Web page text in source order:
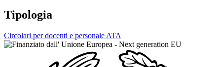
Tipologia
Circolari per docenti e personale ATA